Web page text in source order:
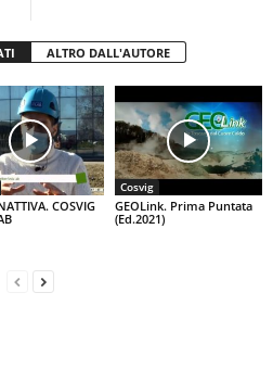
ALTRO DALL'AUTORE
COSVIG
Cosvig
GEOLink. Prima Puntata
(Ed.2021)